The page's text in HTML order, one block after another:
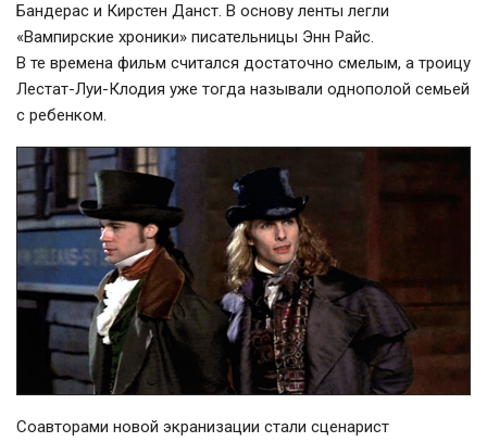
Бандерас и Кирстен Данст. В основу ленты легли
«Вампирские хроники» писательницы Энн Райс.
В те времена фильм считался достаточно смелым, а троицу
Лестат-Луи-Клодия уже тогда называли однополой семьей
с ребенком.
Соавторами новой экранизации стали сценарист